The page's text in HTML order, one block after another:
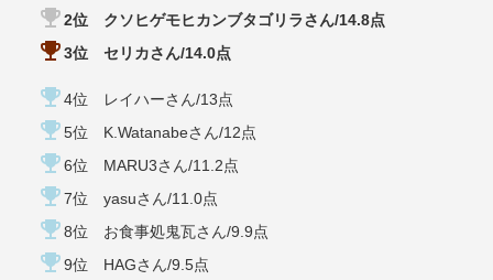
emoji_events2位 クソヒゲモヒカンブタゴリラさん/14.8点
emoji_events3位 セリカさん/14.0点
emoji_events4位 レイハーさん/13点
emoji_events5位 K.Watanabeさん/12点
emoji_events6位 MARU3さん/11.2点
emoji_events7位 yasuさん/11.0点
emoji_events8位 お食事処鬼瓦さん/9.9点
emoji_events9位 HAGさん/9.5点